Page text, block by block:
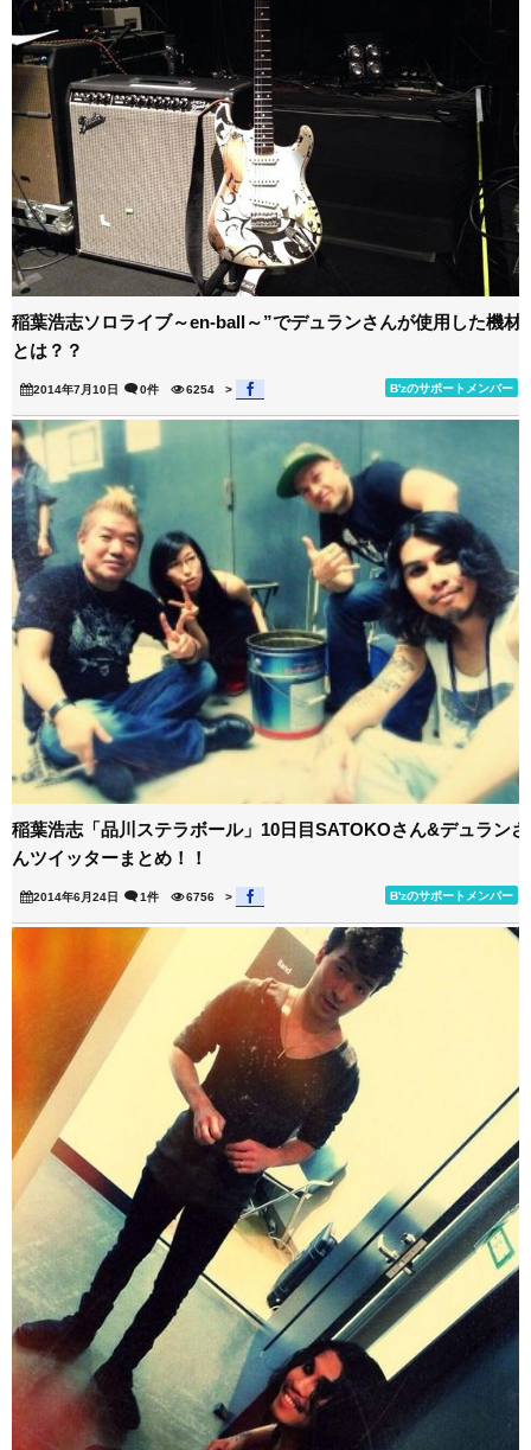
稲葉浩志ソロライブ～en-ball～”でデュランさんが使用した機材
とは？？
2014年7月10日 B'zのサポートメンバー
0件 6254 >
稲葉浩志「品川ステラボール」10日目SATOKOさん&デュランさ
んツイッターまとめ！！
2014年6月24日 B'zのサポートメンバー
1件 6756 >